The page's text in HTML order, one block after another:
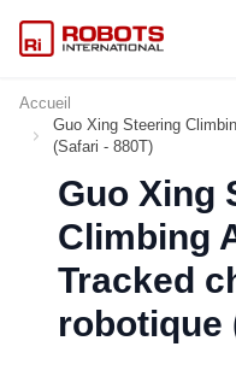
Accueil
Guo Xing Steering
(Safari - 880T)
Guo Xing
Climbing
Tracked
robotique